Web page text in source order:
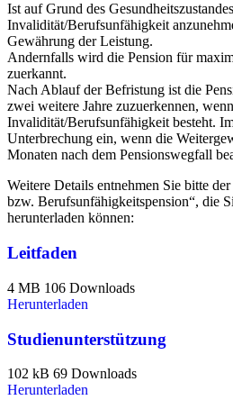
Ist auf Grund des
Invalidität/Berufsunfähigkeit
Gewährung der Leistung.
Andernfalls wird die Pension für
zuerkannt.
Nach Ablauf der Befristung ist die
zwei weitere Jahre zuzuerkennen,
Invalidität/Berufsunfähigkeit besteht.
Unterbrechung ein, wenn die
Monaten nach dem Pensionswegfall
Weitere Details entnehmen Sie bitte
bzw. Berufsunfähigkeitspension“, die
herunterladen können:
Leitfaden
4 MB 106 Downloads
Herunterladen
Studienunterstützung
102 kB 69 Downloads
Herunterladen